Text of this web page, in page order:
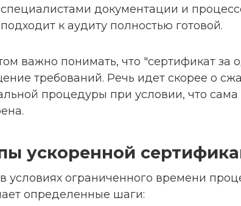
специалистами документации и
подходит к аудиту полностью готовой.
важно понимать, что "сертификат за
требований. Речь идет скорее о
процедуры при условии, что сама
ускоренной
условиях ограниченного времени
определенные шаги: